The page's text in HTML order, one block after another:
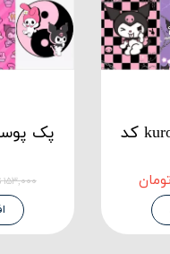
پک پوستر 8عددی kuromi کد
۱۵۳,۰۰۰ تومان